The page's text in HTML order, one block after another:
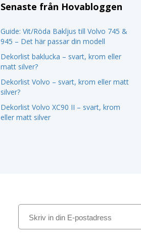
Senaste från Hovabloggen
Guide: Vit/Röda Bakljus till Volvo 745 &
945 – Det här passar din modell
Dekorlist baklucka – svart, krom eller
matt silver?
Dekorlist Volvo – svart, krom eller matt
silver?
Dekorlist Volvo XC90 II – svart, krom
eller matt silver